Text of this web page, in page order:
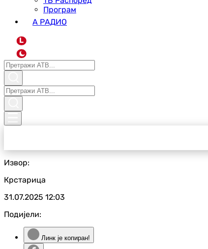
Програм
А РАДИО
L
Извор:
Крстарица
31.07.2025 12:03
Подијели:
Линк је копиран!